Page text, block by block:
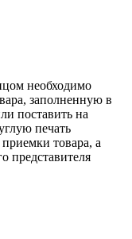
необходимо
заполненную в
поставить на
печать
товара, а
представителя